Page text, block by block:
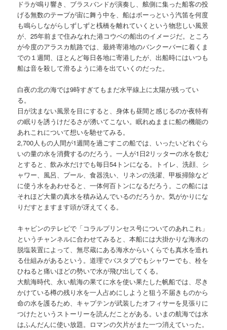
ドラが鳴り響き、ブラスバンドが演奏し、舷側に集った船客の投
げる無数のテープが宙に舞う中を、船はボーっという汽笛を何度
も鳴らしながらしずしずと桟橋を離れていくという物悲しい風景
が、25年前まで住みなれた港コウベの船出のイメージだ。ところ
が今度のアラスカ航路では、最終寄港地のバンクーバーに着くま
での１週間、ほとんど毎日各地に寄港したが、出船時にはいつも
船は音を殺して滑るように港を出ていくのだった。
白夜の北の海では9時すぎてもまだ水平線上に太陽が残ってい
る。
日が沈まない風景を目にすると、身体も昼間と感じるのか夜特有
の眠りを誘うけだるさが湧いてこない。眠れぬままに船の機能の
あれこれについて想いを馳せてみる。
2,700人もの人間が1週間を過ごすこの船では、いったいどれぐら
いの量の水を消費するのだろう。一人が1日2リッターの水を飲む
とすると、飲み水だけでも毎日54トンになる。トイレ、洗顔、シ
ャワー、風呂、プール、食器洗い、リネンの洗濯、甲板掃除など
に使う水をあわせると、一体何百トンになるだろう。この船には
それほど大量の真水を積み込んでいるのだろうか。気がかりにな
りだすとますます頭が冴えてくる。
キャビンのテレビで「コラルプリンセス号についてのあれこれ」
というチャンネルに合わせてみると、本船には大掛かりな海水の
脱塩装置によって、無尽蔵にある海水からいくらでも真水を造れ
る仕組みがあるという。道理でバスタブでもシャワーでも、栓を
ひねると痛いほどの勢いで水が飛び出してくる。
大航海時代、永い航海の果てに水を使い果たした帆船では、尽き
かけている樽の残り水を一人占めにしようと狙う不届きものから
命の水を護るため、キャプテンが武装したオフィサーを見張りに
つけたというストーリーを読んだことがある。いまの航海では水
はふんだんに使い放題。ロマンの欠片がまた一つ消えていった。